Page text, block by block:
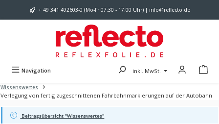
Zum Hauptinhalt springen
+ 49 341 492603-0 (Mo-Fr 07:30 - 17:00 Uhr) | info@reflecto.de
Navigation inkl. MwSt.
Wissenswertes
Verlegung von fertig zugeschnittenen Fahrbahnmarkierungen auf der Autobahn
Beitragsübersicht "Wissenswertes"